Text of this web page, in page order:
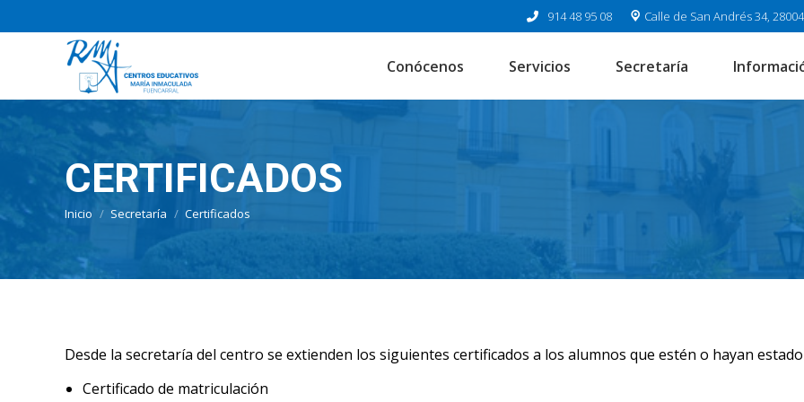
914 48 95 08 Calle de San Andrés 34,
Conócenos Servicios Secretaría
CERTIFICADOS
Estás aquí:
Inicio Secretaría Certificados
Desde la secretaría del centro se extienden los siguientes certificados a los alumnos que estén o hayan
Certificado de matriculación